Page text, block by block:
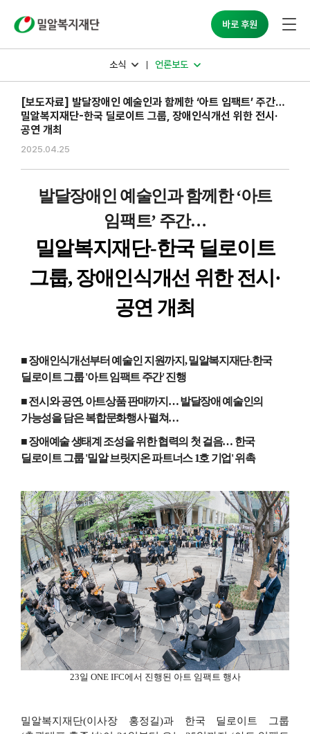
바로 후원
소식 언론보도
[보도자료] 발달장애인 예술인과 함께한 ‘아트 임팩트’ 주간…
밀알복지재단-한국 딜로이트 그룹, 장애인식개선 위한 전시·
공연 개최
2025.04.25
발달장애인 예술인과 함께한‘아트
임팩트’ 주간…
밀알복지재단-한국 딜로이트
그룹, 장애인식개선 위한 전시 ·
공연 개최
■ 장애인식개선부터 예술인 지원까지 ,밀알복지재단-한국
딜로이트 그룹'아트 임팩트 주간'진행
■ 전시와 공연,아트상품 판매까지 …발달장애 예술인의
가능성을 담은 복합문화행사 펼쳐…
■ 장애예술 생태계 조성을 위한 협력의 첫 걸음… 한국
딜로이트 그룹'밀알 브릿지온 파트너스1호 기업'위촉
23일 ONE IFC에서 진행된 아트 임팩트 행사
밀알복지재단(이사장 홍정길)과 한국 딜로이트 그룹